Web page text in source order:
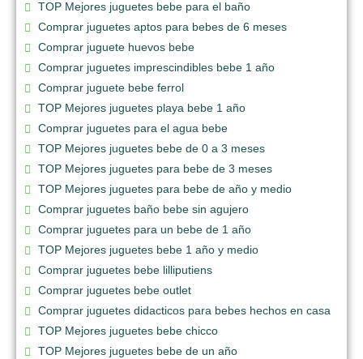
TOP Mejores juguetes bebe para el baño
Comprar juguetes aptos para bebes de 6 meses
Comprar juguete huevos bebe
Comprar juguetes imprescindibles bebe 1 año
Comprar juguete bebe ferrol
TOP Mejores juguetes playa bebe 1 año
Comprar juguetes para el agua bebe
TOP Mejores juguetes bebe de 0 a 3 meses
TOP Mejores juguetes para bebe de 3 meses
TOP Mejores juguetes para bebe de año y medio
Comprar juguetes baño bebe sin agujero
Comprar juguetes para un bebe de 1 año
TOP Mejores juguetes bebe 1 año y medio
Comprar juguetes bebe lilliputiens
Comprar juguetes bebe outlet
Comprar juguetes didacticos para bebes hechos en casa
TOP Mejores juguetes bebe chicco
TOP Mejores juguetes bebe de un año